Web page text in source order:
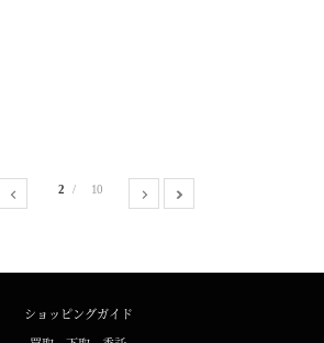
2 10
ショッピングガイド